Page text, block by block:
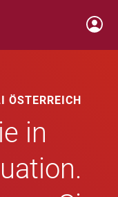
ÖSTERREICH
in